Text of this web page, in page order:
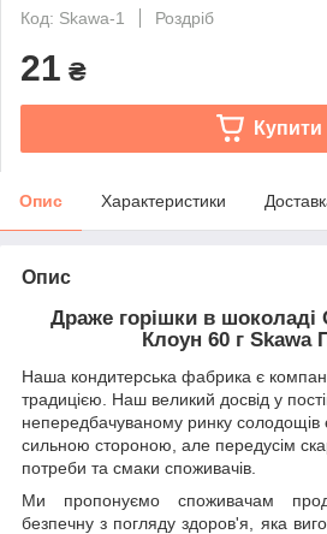
Код: Skawa-1
Роздріб
21 ₴
Купити
Опис Характеристики
Опис
Драже горішки в шоколаді
Клоун 60 г Skawa
Наша кондитерська фабрика є
традицією. Наш великий досвід у
непередбачуваному ринку солодощів
сильною стороною, але передусім
потреби та смаки споживачів.
Ми пропонуємо споживачам
безпечну з погляду здоров'я, яка